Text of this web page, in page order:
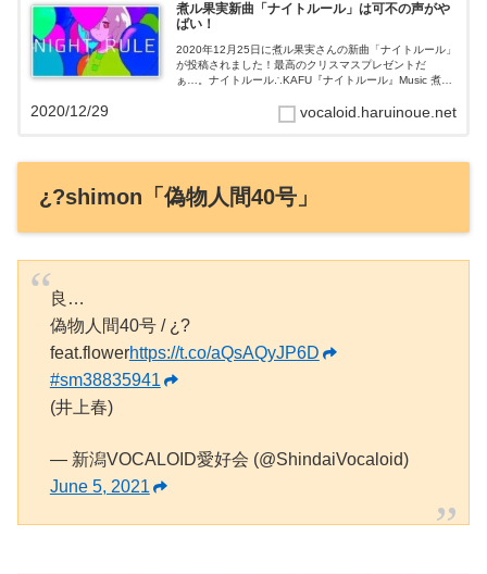
煮ル果実新曲「ナイトルール」は可不の声がや
ばい！
2020年12月25日に煮ル果実さんの新曲「ナイトルール」
が投稿されました！最高のクリスマスプレゼントだ
ぁ…。ナイトルール∴KAFU『ナイトルール』Music 煮ル
vocaloid.haruinoue.net
2020/12/29
¿?shimon「偽物人間40号」
良…
偽物人間40号 / ¿?
feat.flowerhttps://t.co/aQsAQyJP6D
#sm38835941
(井上春)
— 新潟VOCALOID愛好会 (@ShindaiVocaloid)
June 5, 2021